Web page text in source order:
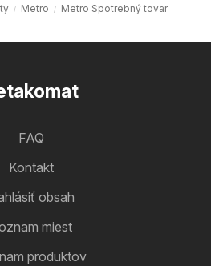
Metro Metro Spotrebný tovar
FAQ
Kontakt
obsah
miest
produktov